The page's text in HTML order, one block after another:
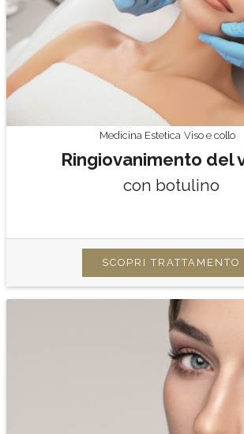
Medicina Estetica Viso e collo
Ringiovanimento del
con botulino
SCOPRI TRATTAMENTO